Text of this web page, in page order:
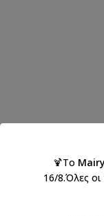
🍹Το
16/8.Όλες οι